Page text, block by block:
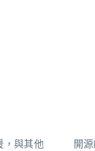
，與其他
開